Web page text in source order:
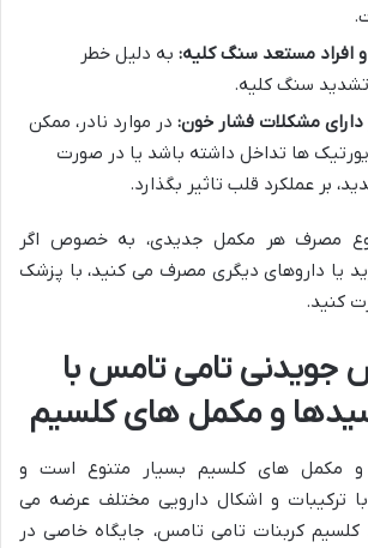
و افراد مستعد سنگ کلیه: به دلیل خطر
سنگ کلیه.
دارای مشکلات فشار خون: در موارد نادر، ممکن
ها تداخل داشته باشد یا در صورت
بر عملکرد قلب تاثیر بگذارد.
مصرف هر مکمل جدیدی، به خصوص اگر
یا داروهای دیگری مصرف می کنید، با پزشک
کنید.
جویدنی تامی تامس با
و مکمل های کلسیم
و مکمل های کلسیم بسیار متنوع است و
ترکیبات و اشکال دارویی مختلف عرضه می
کربنات تامی تامس، جایگاه خاصی در